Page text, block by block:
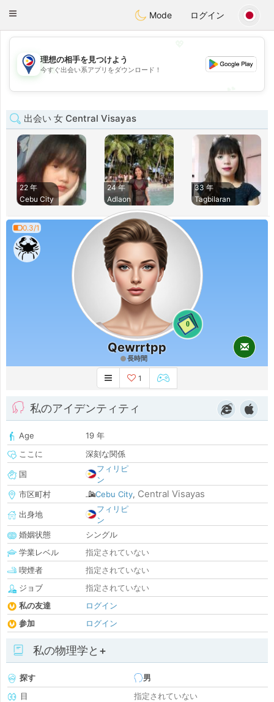
PhilippinesChat
Toggle
Mode ログイン
💖
💕
理想の相手を見つけよう
今すぐ出会い系アプリをダウンロード！
出会い 女 Central Visayas
22 年
Cebu City
24 年
Adlaon
33 年
Tagbilaran
0.3/1
0
Qewrrtpp
長時間
1
私のアイデンティティ
Age
19 年
ここに
深刻な関係
国
フィリピ
ン
市区町村
Cebu City, Central Visayas
出身地
フィリピ
ン
婚姻状態
シングル
学業レベル
指定されていない
喫煙者
指定されていない
ジョブ
指定されていない
私の友達
ログイン
参加
ログイン
私の物理学と+
探す
男
目
指定されていない